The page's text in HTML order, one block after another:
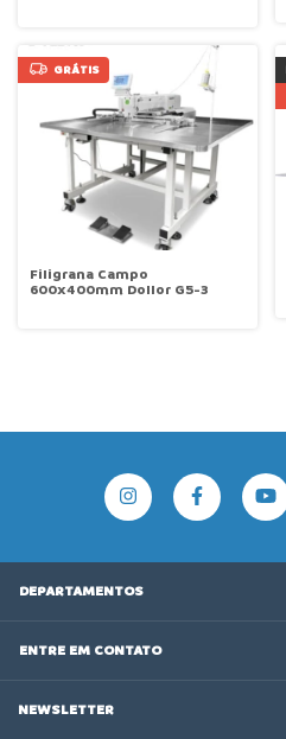
GRÁTIS
Filigrana Campo
600x400mm Dollor G5-3
DEPARTAMENTOS
ENTRE EM CONTATO
NEWSLETTER